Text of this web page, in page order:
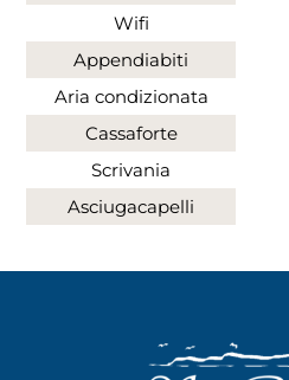
Wifi
Appendiabiti
Aria condizionata
Cassaforte
Scrivania
Asciugacapelli